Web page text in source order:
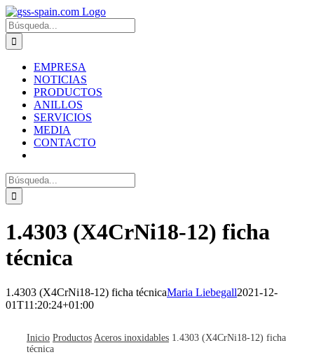
Zum
Inhalt
springen
Suche
nach:
EMPRESA
NOTICIAS
PRODUCTOS
ANILLOS
SERVICIOS
MEDIA
CONTACTO
Suche
nach:
1.4303 (X4CrNi18-12) ficha
técnica
1.4303 (X4CrNi18-12) ficha técnicaMaria Liebegall2021-12-
01T11:20:24+01:00
Inicio Productos Aceros inoxidables 1.4303 (X4CrNi18-12) ficha
técnica